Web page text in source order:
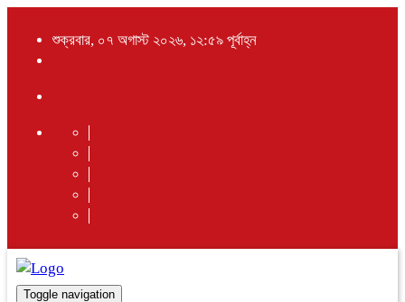
শুক্রবার, ০৭ অগাস্ট ২০২৬, ১২:৫৯ পূর্বাহ্ন
Toggle navigation